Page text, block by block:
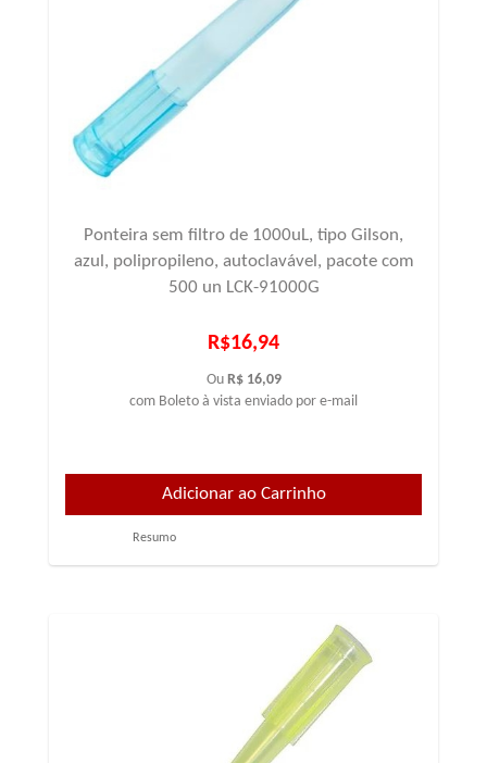
Ponteira sem filtro de 1000uL, tipo Gilson,
azul, polipropileno, autoclavável, pacote com
500 un LCK-91000G
R$16,94
Ou R$ 16,09
com Boleto à vista enviado por e-mail
Resumo